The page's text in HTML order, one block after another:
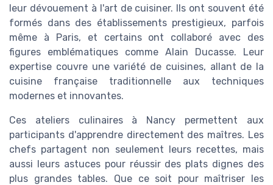
leur dévouement à l'art de cuisiner. Ils ont souvent été
formés dans des établissements prestigieux, parfois
même à Paris, et certains ont collaboré avec des
figures emblématiques comme Alain Ducasse. Leur
expertise couvre une variété de cuisines, allant de la
cuisine française traditionnelle aux techniques
modernes et innovantes.
Ces ateliers culinaires à Nancy permettent aux
participants d'apprendre directement des maîtres. Les
chefs partagent non seulement leurs recettes, mais
aussi leurs astuces pour réussir des plats dignes des
plus grandes tables. Que ce soit pour maîtriser les